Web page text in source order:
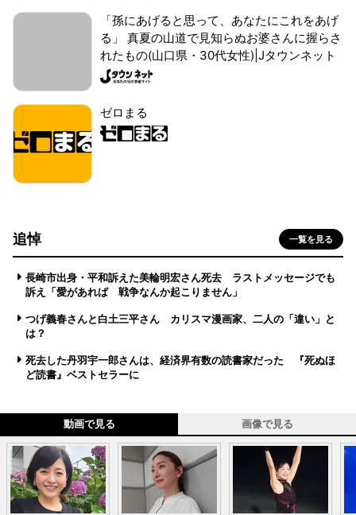
「孫にあげると思って、あなたにこれをあげ
る」 真夏の山道で見知らぬお婆さんに握らさ
れたもの(山口県・30代女性)|Jタウンネット
ゼロまる
追悼 一覧を見る
長崎市出身・平和訴えた美輪明宏さん死去 ラストメッセージでも
訴え「愛があれば 戦争なんか起こりません」
つげ義春さんと白土三平さん カリスマ漫画家、二人の「違い」と
は？
死去した丹羽宇一郎さんは、経済界有数の読書家だった 『死ぬほ
ど読書』ベストセラーに
動画で見る 画像で見る